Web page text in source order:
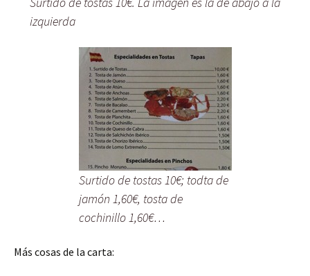
izquierda
Surtido de tostas 10€; todta de
jamón 1,60€, tosta de
cochinillo 1,60€…
Más cosas de la carta: